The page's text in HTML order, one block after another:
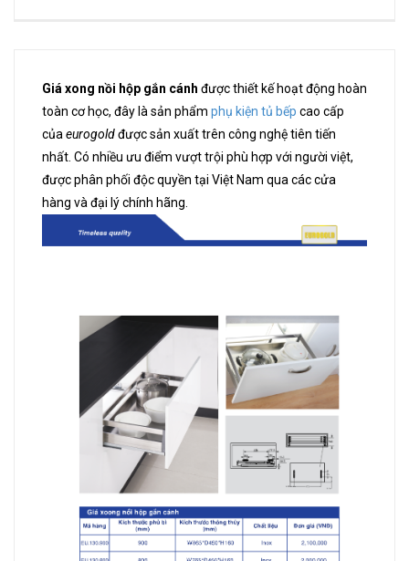
Giá xong nồi hộp gắn cánh được thiết kế hoạt động hoàn
toàn cơ học, đây là sản phẩm phụ kiện tủ bếp cao cấp
của eurogoldđược sản xuất trên công nghệ tiên tiến
nhất. Có nhiều ưu điểm vượt trội phù hợp với người việt,
được phân phối độc quyền tại Việt Nam qua các cửa
hàng và đại lý chính hãng.